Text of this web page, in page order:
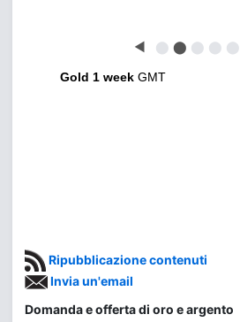
◀ ⬤ ⬤ ⬤ ⬤ ⬤
Gold 1 week GMT
Ripubblicazione contenuti
Invia un'email
Domanda e offerta di oro e argento